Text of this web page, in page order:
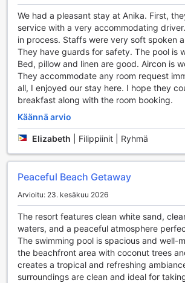
rentoutumista että seikkailua luonnon
Anika Island Resortin Kätevyyspalvelut
Anika Island Resort tarjoaa vierailleen
kätevyyspalveluja, jotka tekevät lomasta
miellyttävämmän ja huolettomamman.
saatavilla ympäri vuorokauden, joten voit
herkullisista aterioista ja juomista omassa
kyseessä aamiainen sängyssä tai
henkilökunta on valmis palvelemaan sinua.
Lisäksi turvallisuus on ensisijainen
resortissa on käytössä
palvelut ovat myös käytettävissäsi, jotta
retkien ja aktiviteettien suunnittelussa.
yhteys julkisissa tiloissa varmistaa, että
ystäviisi ja perheeseesi, ja
säilytysmahdollisuus helpottaa liikkumista
ilman ylimääräistä painolastia. Anika
täydellinen valinta, jos arvostat
käytännöllisyyttä lomasi aikana.
We had a pleasant stay at Anika. First,
service with a very accommodating
in process. Staffs were very soft spoken
They have guards for safety. The pool is
Bed, pillow and linen are good. Aircon is
They accommodate any room request
all, I enjoyed our stay here. I hope they
breakfast along with the room booking.
Käännä arvio
Elizabeth Filippiinit | Ryhmä
Peaceful Beach Getaway
Arvioitu: 23. kesäkuu 2026
The resort features clean white sand,
waters, and a peaceful atmosphere
The swimming pool is spacious and well-
the beachfront area with coconut trees
creates a tropical and refreshing
surroundings are clean and ideal for